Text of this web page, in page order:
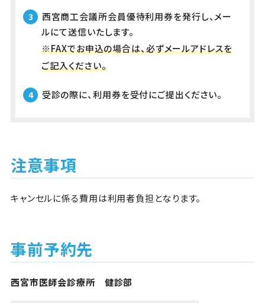
西宮商工会議所会員優待利用券を発行し、メー
ルにて送信いたします。
※FAXでお申込の場合は、必ずメールアドレスを
ご記入ください。
受診の際に、利用券を受付にご提出ください。
注意事項
キャンセルに係る費用は利用者負担となります。
事前予約先
西宮市医師会診療所 健診部